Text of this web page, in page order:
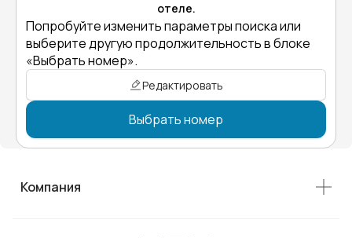
отеле.
Попробуйте изменить параметры поиска или
выберите другую продолжительность в блоке
«Выбрать номер».
Редактировать
Выбрать номер
Компания